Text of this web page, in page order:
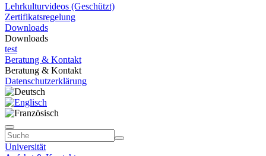
Lehrkulturvideos (Geschützt)
Zertifikatsregelung
Downloads
Downloads
test
Beratung & Kontakt
Beratung & Kontakt
Datenschutzerklärung
Universität